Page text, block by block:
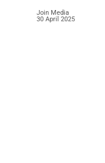
Join Media
30 April 2025